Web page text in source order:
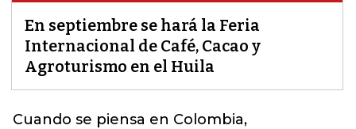
En septiembre se hará la Feria
Internacional de Café, Cacao y
Agroturismo en el Huila
Cuando se piensa en Colombia,